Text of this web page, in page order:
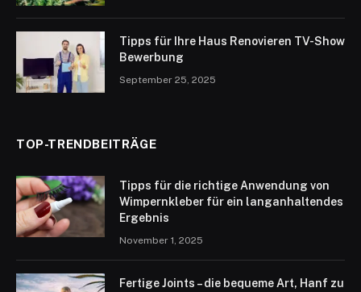
Tipps für Ihre Haus Renovieren TV-Show
Bewerbung
September 25, 2025
TOP-TRENDBEITRÄGE
Tipps für die richtige Anwendung von
Wimpernkleber für ein langanhaltendes
Ergebnis
November 1, 2025
Fertige Joints – die bequeme Art, Hanf zu